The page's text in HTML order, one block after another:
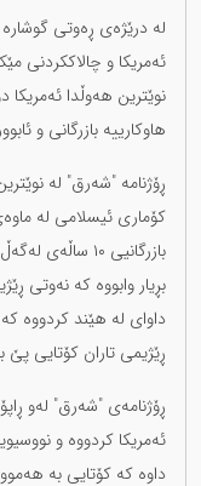
لە درێژەی ڕەوتی گوشارە
ئەمریکا و چالاککردنی
نوێترین هەوڵدا ئەمریکا
هاوکارییە بازرگانی و
ڕۆژنامە "شەرق" لە
کۆماری ئیسلامی لە
بازرگانیی ١٠
بڕیار وابووە کە نەوتی
داوای لە هێند کردووە کە
ڕێژیمی تاران کۆتایی پێ
ڕۆژنامەی "شەرق" لەو
داوە کە کۆتایی بە